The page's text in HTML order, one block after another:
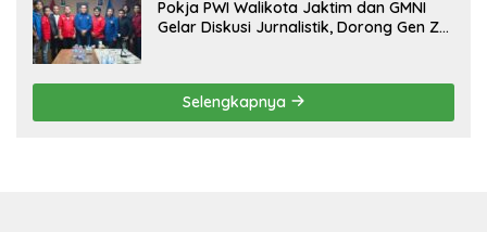
Pokja PWI Walikota Jaktim dan GMNI
Gelar Diskusi Jurnalistik, Dorong Gen Z
Selengkapnya